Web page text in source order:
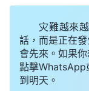
灾難越來
話，而是正在
會先來。如果
點擊WhatsApp
到明天。